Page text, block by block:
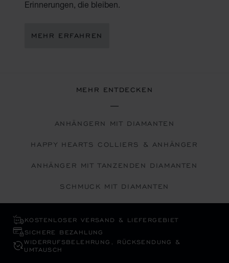
Erinnerungen, die bleiben.
MEHR ERFAHREN
MEHR ENTDECKEN
ANHÄNGERN MIT DIAMANTEN
HAPPY HEARTS COLLIERS & ANHÄNGER
ANHÄNGER MIT TANZENDEN DIAMANTEN
SCHMUCK MIT DIAMANTEN
KOSTENLOSER VERSAND & LIEFERGEBIET
SICHERE BEZAHLUNG
WIDERRUFS­BELEHRUNG, RÜCKSENDUNG &
UMTAUSCH